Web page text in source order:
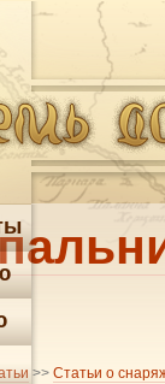
>> Статьи о